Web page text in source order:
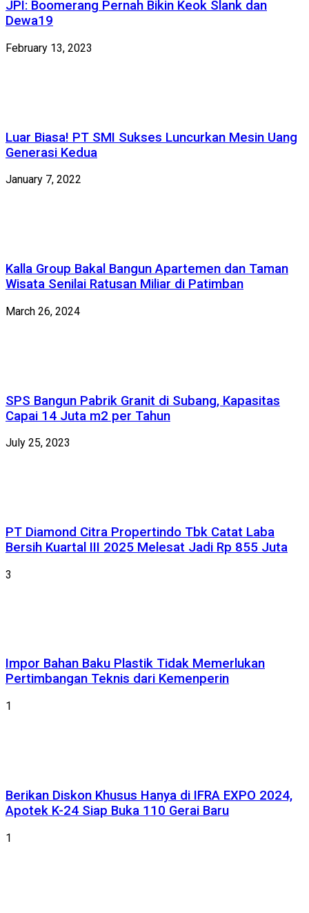
JPI: Boomerang Pernah Bikin Keok Slank dan
Dewa19
February 13, 2023
Luar Biasa! PT SMI Sukses Luncurkan Mesin Uang
Generasi Kedua
January 7, 2022
Kalla Group Bakal Bangun Apartemen dan Taman
Wisata Senilai Ratusan Miliar di Patimban
March 26, 2024
SPS Bangun Pabrik Granit di Subang, Kapasitas
Capai 14 Juta m2 per Tahun
July 25, 2023
PT Diamond Citra Propertindo Tbk Catat Laba
Bersih Kuartal III 2025 Melesat Jadi Rp 855 Juta
3
Impor Bahan Baku Plastik Tidak Memerlukan
Pertimbangan Teknis dari Kemenperin
1
Berikan Diskon Khusus Hanya di IFRA EXPO 2024,
Apotek K-24 Siap Buka 110 Gerai Baru
1